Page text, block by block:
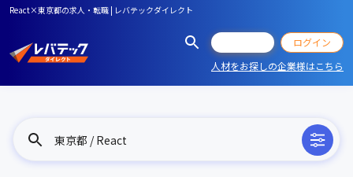
React×東京都の求人・転職 | レバテックダイレクト
ログイン
人材をお探しの企業様はこちら
東京都 / React